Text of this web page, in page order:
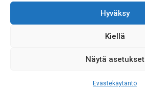
Hyväksy
Kiellä
Näytä asetukset
Evästekäytäntö